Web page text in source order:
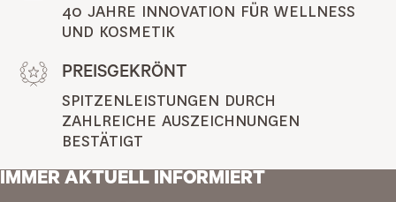
40 JAHRE INNOVATION FÜR WELLNESS
UND KOSMETIK
PREISGEKRÖNT
SPITZENLEISTUNGEN DURCH
ZAHLREICHE AUSZEICHNUNGEN
BESTÄTIGT
IMMER AKTUELL INFORMIERT